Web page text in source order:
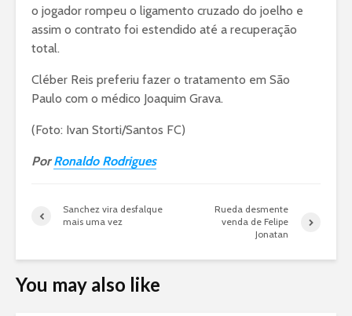
o jogador rompeu o ligamento cruzado do joelho e
assim o contrato foi estendido até a recuperação
total.
Cléber Reis preferiu fazer o tratamento em São
Paulo com o médico Joaquim Grava.
(Foto: Ivan Storti/Santos FC)
PorRonaldo Rodrigues
Sanchez vira desfalque
mais uma vez
Rueda desmente
venda de Felipe
Jonatan
You may also like